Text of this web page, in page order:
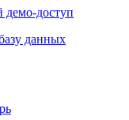
данных